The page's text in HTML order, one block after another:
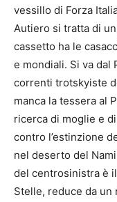
vessillo di Forza
Autiero si tratta di
cassetto ha le
e mondiali. Si va dal
correnti trotskyiste
manca la tessera al
ricerca di moglie e
contro l’estinzione
nel deserto del
del centrosinistra è
Stelle, reduce da un